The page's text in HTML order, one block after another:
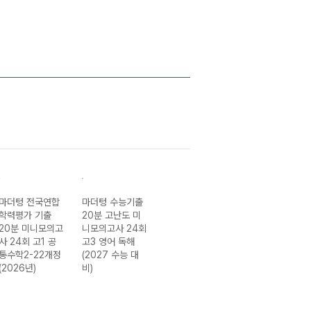
마더텅 전국연합
력평가 기출
20분 미니모의고
사 24회 고1 공
통수학2-22개정
(2026년)
마더텅 수능기출
20분 고난도 미
니모의고사 24회
고3 영어 독해
(2027 수능 대
비)